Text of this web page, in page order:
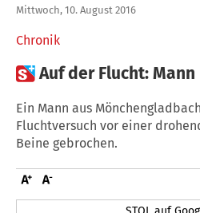
Chronik
Mittwoch, 10. August 2016
Auf der Flucht:
Ein Mann aus
Fluchtversuch vor einer
Beine gebrochen.